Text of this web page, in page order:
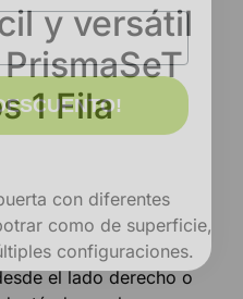
y versátil
1 Fila
con diferentes
como de superficie,
configuraciones.
el lado derecho o